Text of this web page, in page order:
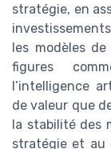
stratégie, en
les modèles
figures
l’intelligence
de valeur que
la stabilité des
stratégie et au